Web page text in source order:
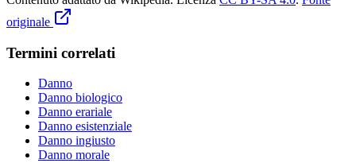
originale
Termini correlati
Danno
Danno biologico
Danno erariale
Danno esistenziale
Danno ingiusto
Danno morale